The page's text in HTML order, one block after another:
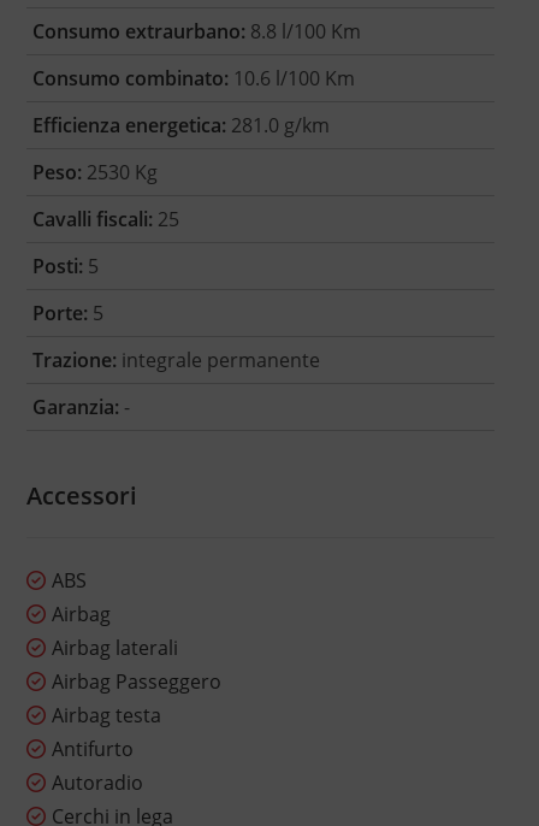
Consumo extraurbano: 8.8 l/100 Km
Consumo combinato: 10.6 l/100 Km
Efficienza energetica: 281.0 g/km
Peso: 2530 Kg
Cavalli fiscali: 25
Posti: 5
Porte: 5
Trazione: integrale permanente
Garanzia: -
Accessori
ABS
Airbag
Airbag laterali
Airbag Passeggero
Airbag testa
Antifurto
Autoradio
Cerchi in lega